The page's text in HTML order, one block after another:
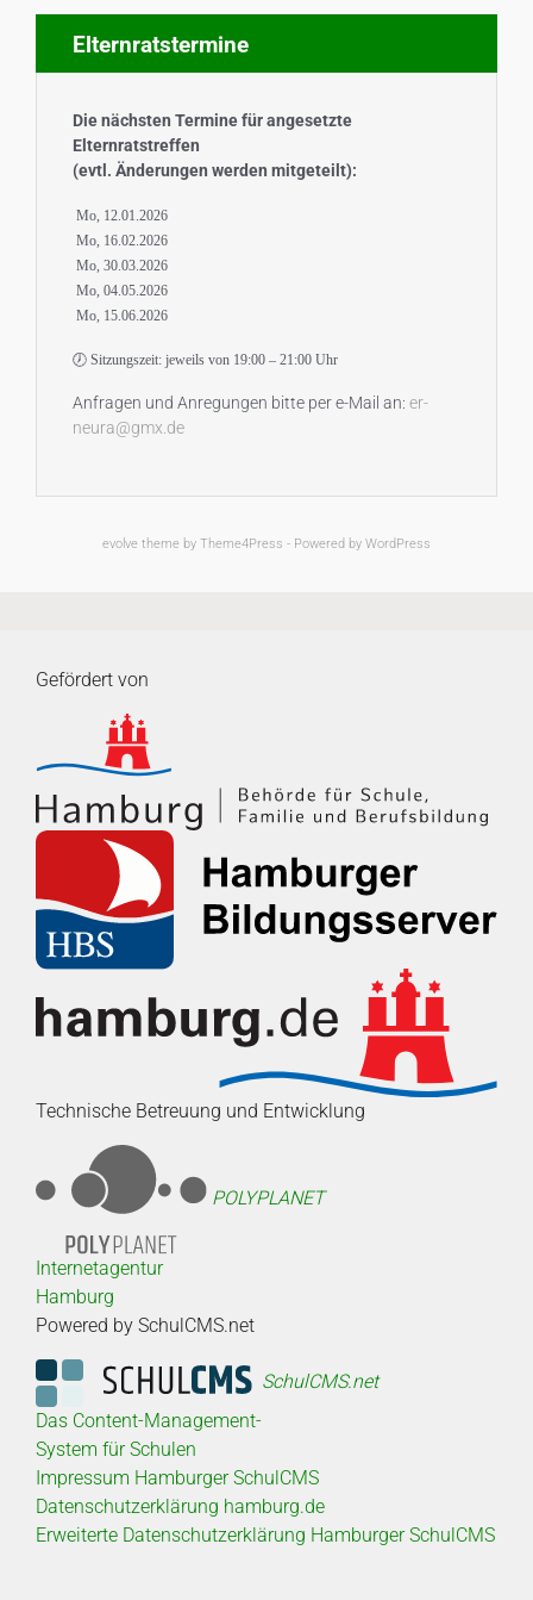
Elternratstermine
Die nächsten Termine für angesetzte
Elternratstreffen
(evtl. Änderungen werden mitgeteilt):
Mo, 12.01.2026
Mo, 16.02.2026
Mo, 30.03.2026
Mo, 04.05.2026
Mo, 15.06.2026
🕖 Sitzungszeit: jeweils von 19:00 – 21:00 Uhr
Anfragen und Anregungen bitte per e-Mail an: er-
neura@gmx.de
evolve theme by Theme4Press - Powered by WordPress
Gefördert von
Technische Betreuung und Entwicklung
POLYPLANET
Internetagentur
Hamburg
Powered by SchulCMS.net
SchulCMS.net
Das Content-Management-
System für Schulen
Impressum Hamburger SchulCMS
Datenschutzerklärung hamburg.de
Erweiterte Datenschutzerklärung Hamburger SchulCMS